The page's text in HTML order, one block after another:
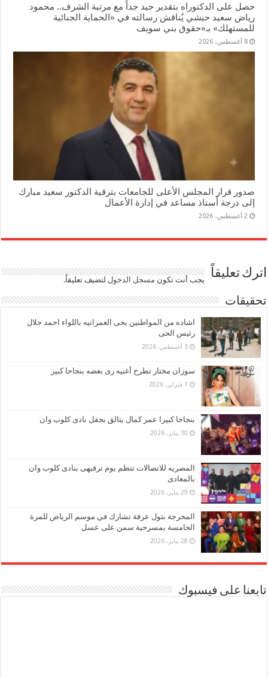
حصل على الدكتوراه بتقدير جيد جداً مع مرتبة الشرف.. محمود
رياض سعيد حبشي يُناقش رسالته في «الحماية الجنائية
للمستهلك» بـ«حقوق بني سويف
8 أغسطس، 2026
صدور قرار المجلس الأعلى للجامعات بترقية الدكتور سعيد مبارك
إلى درجة أستاذ مساعد في إدارة الأعمال
2 أغسطس، 2026
اترك تعليقاً يجب أنت تكون مسجل الدخول لتضيف تعليقاً.
تحقيقات
اشاده من المواطنين بحى العمرانيه باللواء احمد جلال
رئيس الحى
3 أغسطس، 2026
سوزان مختار تطرح أغنيه زى بعضه بنجاحا كبير
1 فبراير، 2026
بنجاحا كبيرا عمر كمال يتالق بحفل نادى كلوب وان
30 يناير، 2026
المصريه للاتصالات تنظم يوم ترفيهى بنادى كلوب وان
بالمعادى
29 يناير، 2026
المخرجة بتول عرفة تشارك في موسم الرياض للمرة
الخامسة بمسرحية سمن على عسل
28 يناير، 2026
تابعنا على فيسبوك